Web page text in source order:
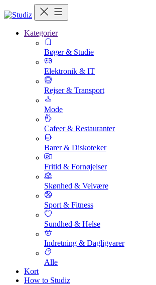
Kategorier
Bøger & Studie
Elektronik & IT
Rejser & Transport
Mode
Cafeer & Restauranter
Barer & Diskoteker
Fritid & Fornøjelser
Skønhed & Velvære
Sport & Fitness
Sundhed & Helse
Indretning & Dagligvarer
Alle
Kort
How to Studiz